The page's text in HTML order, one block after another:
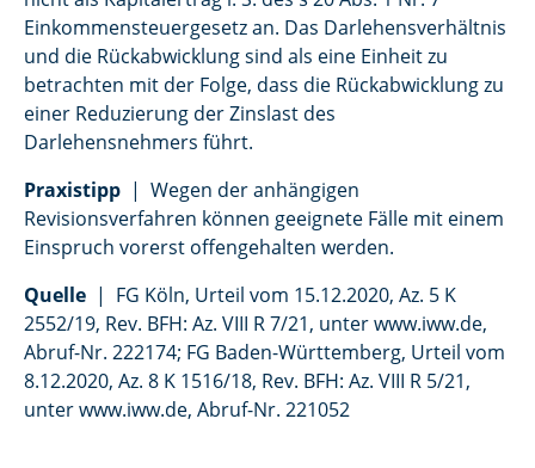
Einkommensteuergesetz an. Das Darlehensverhältnis
und die Rückabwicklung sind als eine Einheit zu
betrachten mit der Folge, dass die Rückabwicklung zu
einer Reduzierung der Zinslast des
Darlehensnehmers führt.
Praxistipp | Wegen der anhängigen
Revisionsverfahren können geeignete Fälle mit einem
Einspruch vorerst offengehalten werden.
Quelle | FG Köln, Urteil vom 15.12.2020, Az. 5 K
2552/19, Rev. BFH: Az. VIII R 7/21, unter www.iww.de,
Abruf-Nr. 222174; FG Baden-Württemberg, Urteil vom
8.12.2020, Az. 8 K 1516/18, Rev. BFH: Az. VIII R 5/21,
unter www.iww.de, Abruf-Nr. 221052